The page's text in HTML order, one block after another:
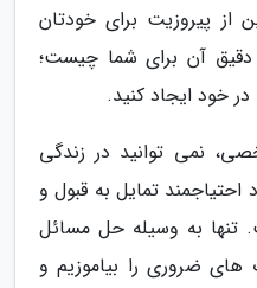
پیروزیت برای خودتان
آن برای شما چیست؛
خود ایجاد کنید.
نمی توانید در زندگی
احتیاجمند تمایل به قبول و
به وسیله حل مسائل
های ضروری را بیاموزیم و